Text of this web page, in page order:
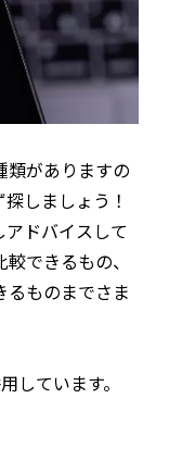
類がありますの
しましょう！
ドバイスして
できるもの、
るものまでさま
しています。